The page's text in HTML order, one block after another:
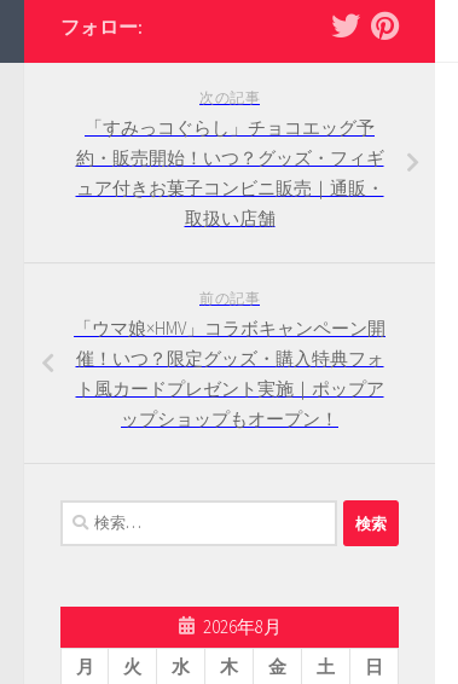
フォロー:
次の記事
「すみっコぐらし」チョコエッグ予
約・販売開始！いつ？グッズ・フィギ
ュア付きお菓子コンビニ販売｜通販・
取扱い店舗
前の記事
「ウマ娘×HMV」コラボキャンペーン開
催！いつ？限定グッズ・購入特典フォ
ト風カードプレゼント実施｜ポップア
ップショップもオープン！
検
索:
2026年8月
月
火 水 木 金 土
日